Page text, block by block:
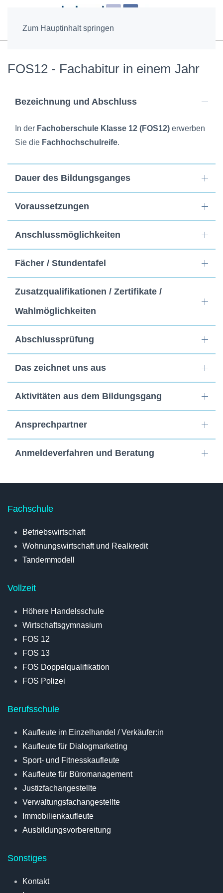
Zum Hauptinhalt springen
FOS12 - Fachabitur in einem Jahr
Bezeichnung und Abschluss
In der Fachoberschule Klasse 12 (FOS12) erwerben
Sie die Fachhochschulreife.
Dauer des Bildungsganges
Voraussetzungen
Anschlussmöglichkeiten
Fächer / Stundentafel
Zusatzqualifikationen / Zertifikate /
Wahlmöglichkeiten
Abschlussprüfung
Das zeichnet uns aus
Aktivitäten aus dem Bildungsgang
Ansprechpartner
Anmeldeverfahren und Beratung
Fachschule
Betriebswirtschaft
Wohnungswirtschaft und Realkredit
Tandemmodell
Vollzeit
Höhere Handelsschule
Wirtschaftsgymnasium
FOS 12
FOS 13
FOS Doppelqualifikation
FOS Polizei
Berufsschule
Kaufleute im Einzelhandel / Verkäufer:in
Kaufleute für Dialogmarketing
Sport- und Fitnesskaufleute
Kaufleute für Büromanagement
Justizfachangestellte
Verwaltungsfachangestellte
Immobilienkaufleute
Ausbildungsvorbereitung
Sonstiges
Kontakt